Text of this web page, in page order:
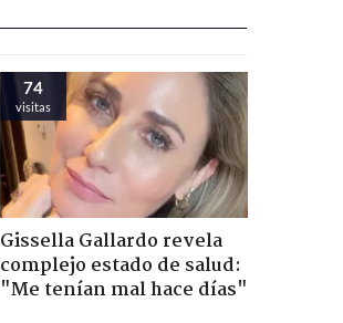
74
visitas
Gissella Gallardo revela
complejo estado de salud:
"Me tenían mal hace días"